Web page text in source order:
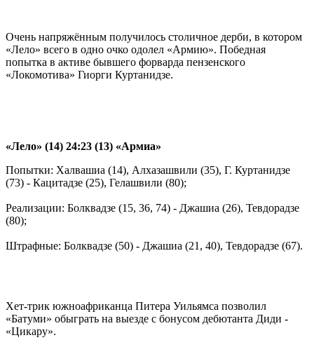
Очень напряжённым получилось столичное дерби, в котором
«Лело» всего в одно очко одолел «Армию». Победная
попытка в активе бывшего форварда пензенского
«Локомотива» Гиорги Куртанидзе.
«Лело» (14) 24:23 (13) «Армиа»
Попытки: Халвашиа (14), Алхазашвили (35), Г. Куртанидзе
(73) - Кацитадзе (25), Гелашвили (80);
Реализации: Болквадзе (15, 36, 74) - Джашиа (26), Тевдорадзе
(80);
Штрафные: Болквадзе (50) - Джашиа (21, 40), Тевдорадзе (67).
Хет-трик южноафриканца Питера Уильямса позволил
«Батуми» обыграть на выезде с бонусом дебютанта Диди -
«Цикару».